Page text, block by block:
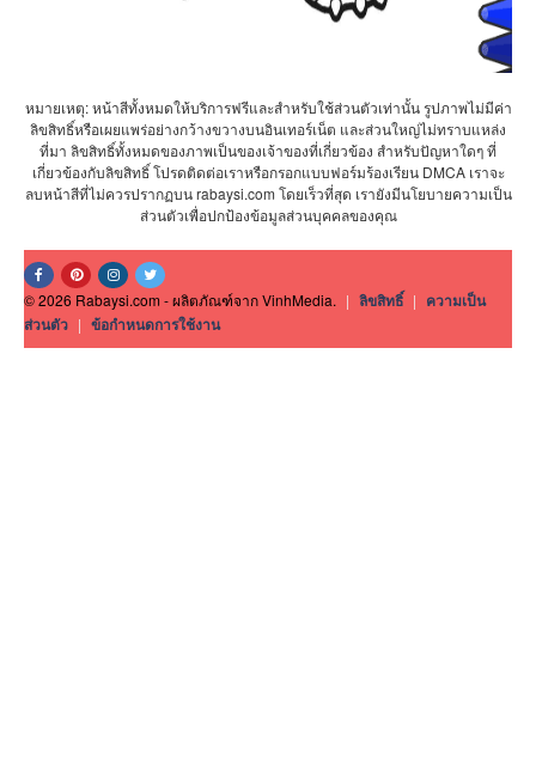
หมายเหตุ: หน้าสีทั้งหมดให้บริการฟรีและสำหรับใช้ส่วนตัวเท่านั้น รูปภาพไม่มีค่า
ลิขสิทธิ์หรือเผยแพร่อย่างกว้างขวางบนอินเทอร์เน็ต และส่วนใหญ่ไม่ทราบแหล่ง
ที่มา ลิขสิทธิ์ทั้งหมดของภาพเป็นของเจ้าของที่เกี่ยวข้อง สำหรับปัญหาใดๆ ที่
เกี่ยวข้องกับลิขสิทธิ์ โปรดติดต่อเราหรือกรอกแบบฟอร์มร้องเรียน DMCA เราจะ
ลบหน้าสีที่ไม่ควรปรากฏบน rabaysi.com โดยเร็วที่สุด เรายังมีนโยบายความเป็น
ส่วนตัวเพื่อปกป้องข้อมูลส่วนบุคคลของคุณ
© 2026 Rabaysi.com - ผลิตภัณฑ์จาก VinhMedia. | ลิขสิทธิ์ | ความเป็น
ส่วนตัว | ข้อกำหนดการใช้งาน